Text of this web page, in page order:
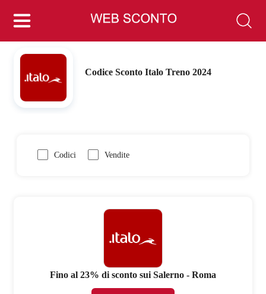
Codice Sconto Italo Treno 2024
Codici Vendite
Fino al 23% di sconto sui Salerno - Roma